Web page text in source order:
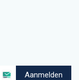
Aanmelden